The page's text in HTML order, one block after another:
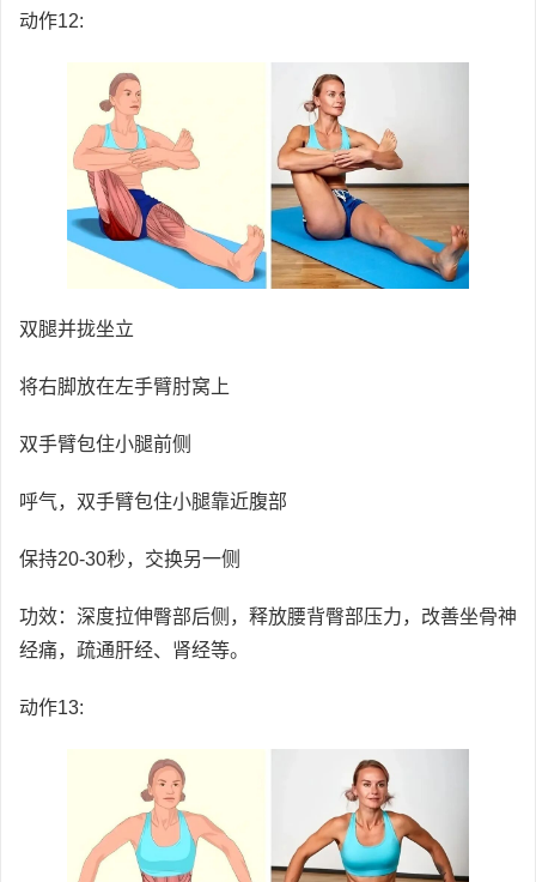
动作12:
双腿并拢坐立
将右脚放在左手臂肘窝上
双手臂包住小腿前侧
呼气，双手臂包住小腿靠近腹部
保持20-30秒，交换另一侧
功效：深度拉伸臀部后侧，释放腰背臀部压力，改善坐骨神
经痛，疏通肝经、肾经等。
动作13: